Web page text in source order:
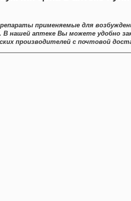
применяемые для
В нашей аптеке Вы можете удобно
производителей с почтовой